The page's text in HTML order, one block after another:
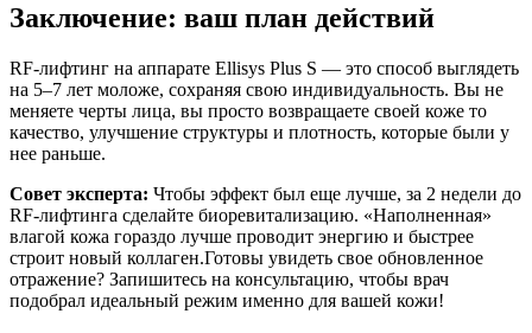
Заключение: ваш план действий
RF-лифтинг на аппарате Ellisys Plus S — это способ выглядеть
на 5–7 лет моложе, сохраняя свою индивидуальность. Вы не
меняете черты лица, вы просто возвращаете своей коже то
качество, улучшение структуры и плотность, которые были у
нее раньше.
Совет эксперта: Чтобы эффект был еще лучше, за 2 недели до
RF-лифтинга сделайте биоревитализацию. «Наполненная»
влагой кожа гораздо лучше проводит энергию и быстрее
строит новый коллаген.Готовы увидеть свое обновленное
отражение? Запишитесь на консультацию, чтобы врач
подобрал идеальный режим именно для вашей кожи!